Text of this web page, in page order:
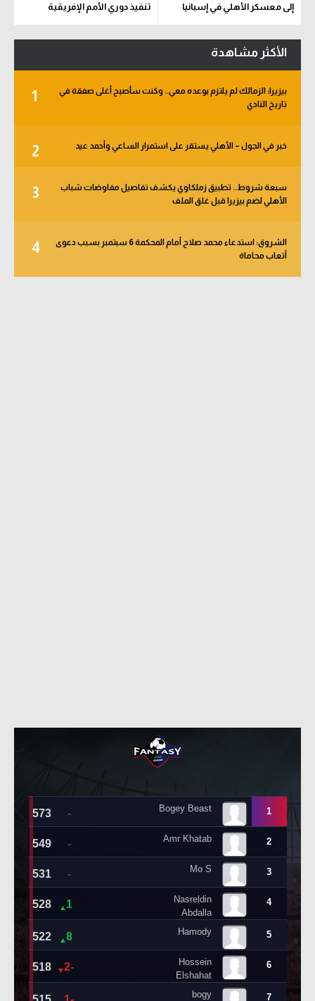
إلى معسكر الأهلي في إسبانيا
تنفيذ دوري الأمم الإفريقية
الأكثر مشاهدة
1
بيزيرا: الزمالك لم يلتزم بوعده معي.. وكنت سأصبح أغلى صفقة في
تاريخ النادي
2 خبر في الجول – الأهلي يستقر على استمرار الساعي وأحمد عيد
3
سبعة شروط.. تطبيق زملكاوي يكشف تفاصيل مفاوضات شباب
الأهلي لضم بيزيرا قبل غلق الملف
4
الشروق: استدعاء محمد صلاح أمام المحكمة 6 سبتمبر بسبب دعوى
أتعاب محاماة